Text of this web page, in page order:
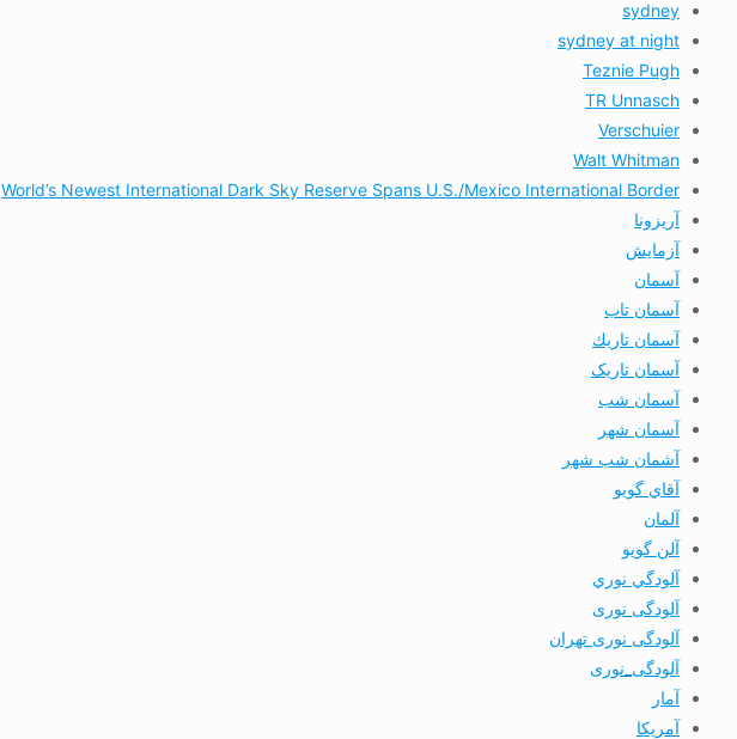
sydney
sydney at night
Teznie Pugh
TR Unnasch
Verschuier
Walt Whitman
World’s Newest International Dark Sky Reserve Spans U.S./Mexico International Border
آریزونا
آزمایش
آسمان
آسمان تاب
آسمان تاريك
آسمان تاریک
آسمان شب
آسمان شهر
آشمان شب شهر
آقاي گويو
آلمان
آلن گويو
آلودگي نوري
آلودگی نوری
آلودگی نوری تهران
آلودگی_نوری
آمار
آمريكا